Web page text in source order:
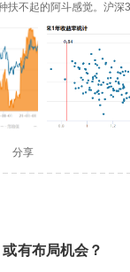
扶不起的阿斗感觉。沪
加息，国内经济复苏不
度高，上轮人民币贬值
分享
有布局机会？